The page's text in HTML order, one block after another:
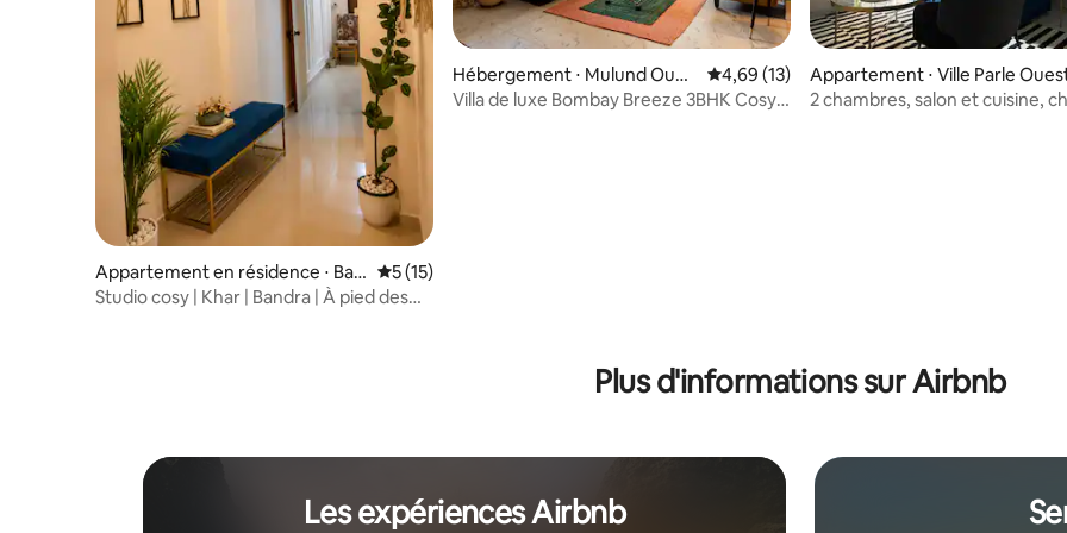
Appartement en résidence ⋅ Ban
dra West
Évaluation moyenne sur la base de 15 commentaires : 5 sur 5
5 (15)
Studio cosy | Khar | Bandra | À pied des
Hébergement ⋅ Mulund Oues
t
Évaluation moyenne sur la base de 13
4,69 (13)
Villa de luxe Bombay Breeze 3BHK Cosy
Appartement ⋅ Ville Parle
2 chambres, salon et cuisine,
Plus d'informations sur Airbnb
Les expériences Airbnb